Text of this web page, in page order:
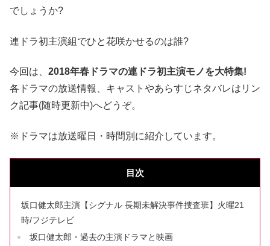
でしょうか?
連ドラ初主演組でひと花咲かせるのは誰?
今回は、 2018年春ドラマの連ドラ初主演モノを大特集!
各ドラマの放送情報、キャストやあらすじネタバレはリン
ク記事(随時更新中)へどうぞ。
※ドラマは放送曜日・時間別に紹介しています。
目次
坂口健太郎主演【シグナル 長期未解決事件捜査班】火曜21
時/フジテレビ
坂口健太郎・過去の主演ドラマと映画